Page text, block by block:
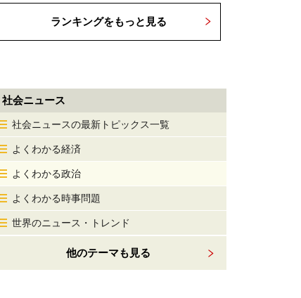
ランキングをもっと見る
社会ニュース
社会ニュースの最新トピックス一覧
よくわかる経済
よくわかる政治
よくわかる時事問題
世界のニュース・トレンド
他のテーマも見る